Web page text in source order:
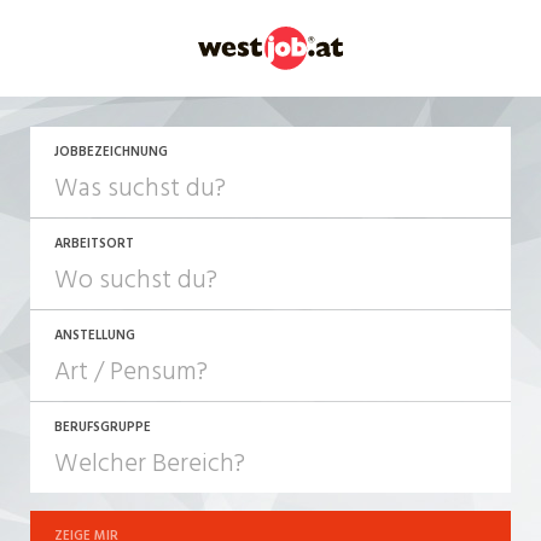
JOBBEZEICHNUNG
ARBEITSORT
ANSTELLUNG
JOB-TYP
Festanstellung
BERUFSGRUPPE
ZEIGE MIR